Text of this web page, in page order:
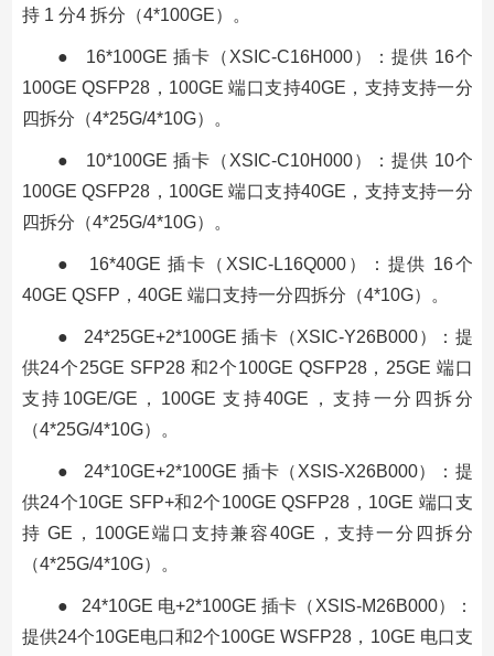
持 1 分4 拆分（4*100GE）。
● 16*100GE 插卡（XSIC-C16H000）：提供 16个
100GE QSFP28，100GE 端口支持40GE，支持支持一分
四拆分（4*25G/4*10G）。
● 10*100GE 插卡（XSIC-C10H000）：提供 10个
100GE QSFP28，100GE 端口支持40GE，支持支持一分
四拆分（4*25G/4*10G）。
● 16*40GE 插卡（XSIC-L16Q000）：提供 16个
40GE QSFP，40GE 端口支持一分四拆分（4*10G）。
● 24*25GE+2*100GE 插卡（XSIC-Y26B000）：提
供24个25GE SFP28 和2个100GE QSFP28，25GE 端口
支持10GE/GE，100GE 支持40GE，支持一分四拆分
（4*25G/4*10G）。
● 24*10GE+2*100GE 插卡（XSIS-X26B000）：提
供24个10GE SFP+和2个100GE QSFP28，10GE 端口支
持 GE，100GE端口支持兼容40GE，支持一分四拆分
（4*25G/4*10G）。
● 24*10GE 电+2*100GE 插卡（XSIS-M26B000）：
提供24个10GE电口和2个100GE WSFP28，10GE 电口支